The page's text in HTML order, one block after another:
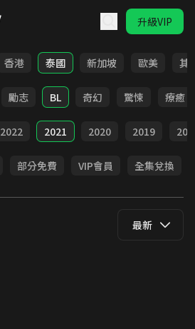
升級VIP
香港 泰國 新加坡 歐美 其
勵志 BL 奇幻 驚悚 療癒
2022 2021 2020 2019
部分免費 VIP會員 全集兌換
最新